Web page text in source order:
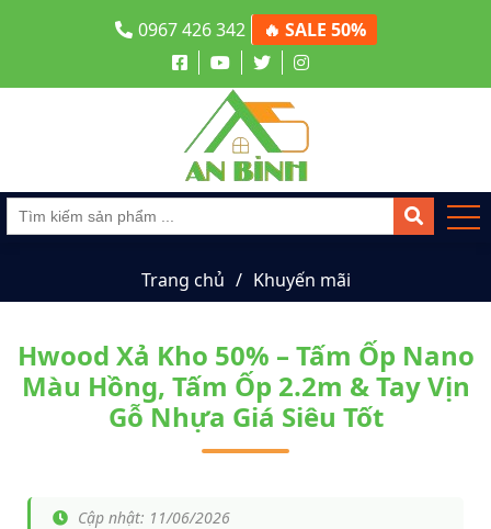
0967 426 342 🔥 SALE 50%
Trang chủ Khuyến mãi
Hwood Xả Kho 50% – Tấm Ốp Nano
Màu Hồng, Tấm Ốp 2.2m & Tay Vịn
Gỗ Nhựa Giá Siêu Tốt
Cập nhật: 11/06/2026